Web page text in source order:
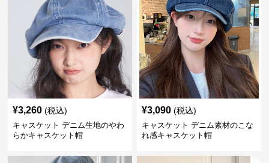
¥3,260 (税込)
キャスケット デニム生地のやわ
らかキャスケット帽
¥3,090 (税込)
キャスケット デニム素材のこな
れ感キャスケット帽